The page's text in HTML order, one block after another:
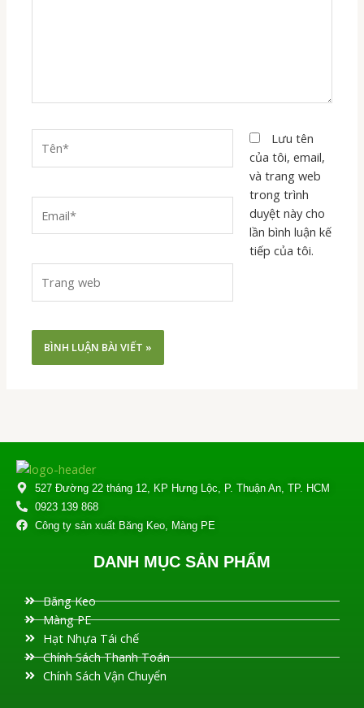
web
Lưu tên
của tôi, email,
và trang web
trong trình
duyệt này cho
lần bình luận kế
tiếp của tôi.
527 Đường 22 tháng 12, KP Hưng Lộc, P. Thuận An, TP. HCM
0923 139 868
Công ty sản xuất Băng Keo, Màng PE
DANH MỤC SẢN PHẨM
Băng Keo
Màng PE
Hạt Nhựa Tái chế
Chính Sách Thanh Toán
Chính Sách Vận Chuyển